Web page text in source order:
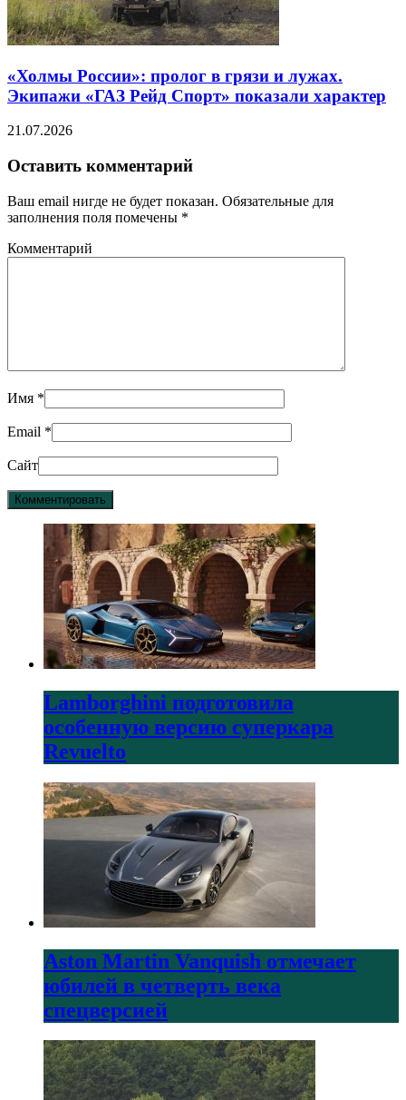
«Холмы России»: пролог в грязи и лужах.
Экипажи «ГАЗ Рейд Спорт» показали характер
21.07.2026
Оставить комментарий
Ваш email нигде не будет показан. Обязательные для
заполнения поля помечены *
Комментарий
Имя *
Email *
Сайт
Lamborghini подготовила
особенную версию суперкара
Revuelto
Aston Martin Vanquish отмечает
юбилей в четверть века
спецверсией